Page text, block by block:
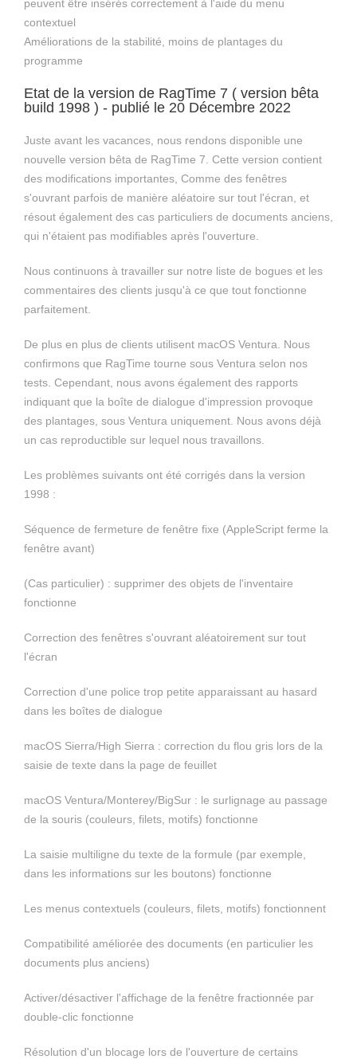
peuvent être insérés correctement à l'aide du menu
contextuel
Améliorations de la stabilité, moins de plantages du
programme
Etat de la version de RagTime 7 ( version bêta
build 1998 ) - publié le 20 Décembre 2022
Juste avant les vacances, nous rendons disponible une
nouvelle version bêta de RagTime 7. Cette version contient
des modifications importantes, Comme des fenêtres
s'ouvrant parfois de manière aléatoire sur tout l'écran, et
résout également des cas particuliers de documents anciens,
qui n'étaient pas modifiables après l'ouverture.
Nous continuons à travailler sur notre liste de bogues et les
commentaires des clients jusqu'à ce que tout fonctionne
parfaitement.
De plus en plus de clients utilisent macOS Ventura. Nous
confirmons que RagTime tourne sous Ventura selon nos
tests. Cependant, nous avons également des rapports
indiquant que la boîte de dialogue d'impression provoque
des plantages, sous Ventura uniquement. Nous avons déjà
un cas reproductible sur lequel nous travaillons.
Les problèmes suivants ont été corrigés dans la version
1998 :
Séquence de fermeture de fenêtre fixe (AppleScript ferme la
fenêtre avant)
(Cas particulier) : supprimer des objets de l'inventaire
fonctionne
Correction des fenêtres s'ouvrant aléatoirement sur tout
l'écran
Correction d'une police trop petite apparaissant au hasard
dans les boîtes de dialogue
macOS Sierra/High Sierra : correction du flou gris lors de la
saisie de texte dans la page de feuillet
macOS Ventura/Monterey/BigSur : le surlignage au passage
de la souris (couleurs, filets, motifs) fonctionne
La saisie multiligne du texte de la formule (par exemple,
dans les informations sur les boutons) fonctionne
Les menus contextuels (couleurs, filets, motifs) fonctionnent
Compatibilité améliorée des documents (en particulier les
documents plus anciens)
Activer/désactiver l'affichage de la fenêtre fractionnée par
double-clic fonctionne
Résolution d'un blocage lors de l'ouverture de certains